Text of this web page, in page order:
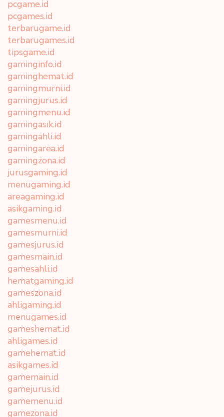
pcgame.id
pcgames.id
terbarugame.id
terbarugames.id
tipsgame.id
gaminginfo.id
gaminghemat.id
gamingmurni.id
gamingjurus.id
gamingmenu.id
gamingasik.id
gamingahli.id
gamingarea.id
gamingzona.id
jurusgaming.id
menugaming.id
areagaming.id
asikgaming.id
gamesmenu.id
gamesmurni.id
gamesjurus.id
gamesmain.id
gamesahli.id
hematgaming.id
gameszona.id
ahligaming.id
menugames.id
gameshemat.id
ahligames.id
gamehemat.id
asikgames.id
gamemain.id
gamejurus.id
gamemenu.id
gamezona.id